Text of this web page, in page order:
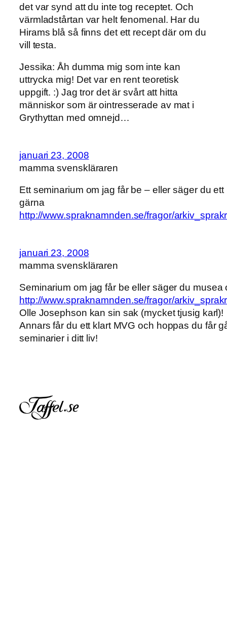
det var synd att du inte tog receptet. Och
värmladstårtan var helt fenomenal. Har du
Hirams blå så finns det ett recept där om du
vill testa.
Jessika: Åh dumma mig som inte kan
uttrycka mig! Det var en rent teoretisk
uppgift. :) Jag tror det är svårt att hitta
människor som är ointresserade av mat i
Grythyttan med omnejd…
januari 23, 2008
mamma svenskläraren
Ett seminarium om jag får be – eller säger du
gärna
http://www.spraknamnden.se/fragor/
januari 23, 2008
mamma svenskläraren
Seminarium om jag får be eller säger du musea
http://www.spraknamnden.se/fragor/
Olle Josephson kan sin sak (mycket tjusig karl)!
Annars får du ett klart MVG och hoppas du får
seminarier i ditt liv!